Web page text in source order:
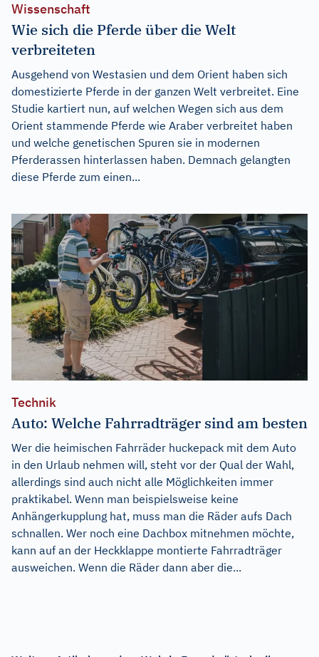
Wissenschaft
Wie sich die Pferde über die Welt
verbreiteten
Ausgehend von Westasien und dem Orient haben sich
domestizierte Pferde in der ganzen Welt verbreitet. Eine
Studie kartiert nun, auf welchen Wegen sich aus dem
Orient stammende Pferde wie Araber verbreitet haben
und welche genetischen Spuren sie in modernen
Pferderassen hinterlassen haben. Demnach gelangten
diese Pferde zum einen...
Technik
Auto: Welche Fahrradträger sind am besten
Wer die heimischen Fahrräder huckepack mit dem Auto
in den Urlaub nehmen will, steht vor der Qual der Wahl,
allerdings sind auch nicht alle Möglichkeiten immer
praktikabel. Wenn man beispielsweise keine
Anhängerkupplung hat, muss man die Räder aufs Dach
schnallen. Wer noch eine Dachbox mitnehmen möchte,
kann auf an der Heckklappe montierte Fahrradträger
ausweichen. Wenn die Räder dann aber die...